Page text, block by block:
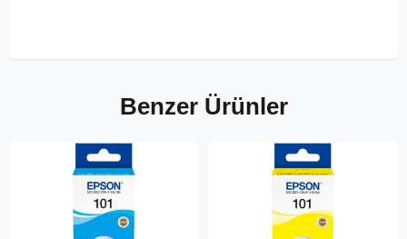
Benzer Ürünler